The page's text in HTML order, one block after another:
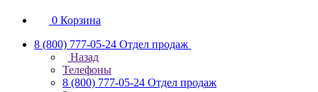
0 Корзина
8 (800) 777-05-24 Отдел продаж
Назад
Телефоны
8 (800) 777-05-24 Отдел продаж